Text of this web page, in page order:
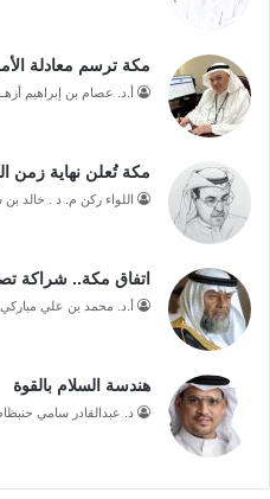
مكة ترسم معادلة
أ.د. عصام بن إبراهيم
مكة تُعلن نهاية زمن
اللواء ركن م. د . خالد
اتفاق مكة.. شراكة
أ.د. محمد بن علي مباركي
هندسة السلام بالقوة
د. عبدالقادر سامي